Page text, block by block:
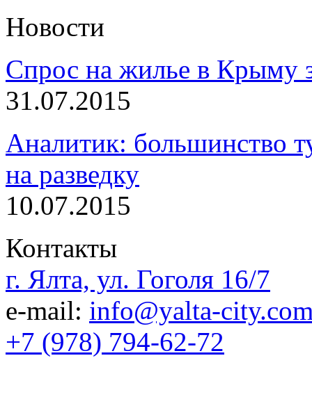
Новости
Спрос на жилье в Крыму
31.07.2015
Аналитик: большинство
на разведку
10.07.2015
Контакты
г. Ялта, ул. Гоголя 16/7
e-mail: info@yalta-
+7 (978) 794-62-72